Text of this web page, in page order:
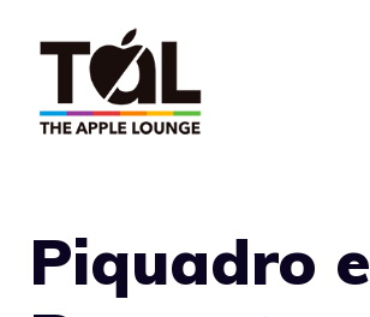
contenuto
Piquadro e